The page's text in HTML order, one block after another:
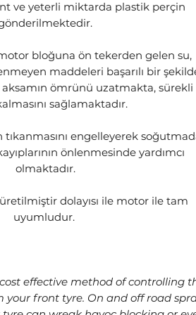
ve yeterli miktarda plastik perçin
bloğuna ön tekerden gelen su,
maddeleri başarılı bir
ömrünü uzatmakta, sürekli
sağlamaktadır.
engelleyerek
önlenmesinde yardımcı
olmaktadır.
dolayısı ile motor ile tam
uyumludur.
effective method of controlling
your front tyre. On and off road